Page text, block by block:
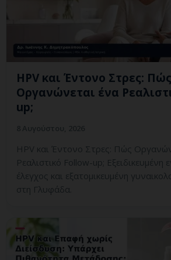
HPV και Έντονο Στρες: Πώς
Οργανώνεται ένα
up;
HPV και Έντονο Στρες: Πώς
Ρεαλιστικό Follow-up; Εξειδικευμένη
έλεγχος και εξατομικευμένη
στη Γλυφάδα.